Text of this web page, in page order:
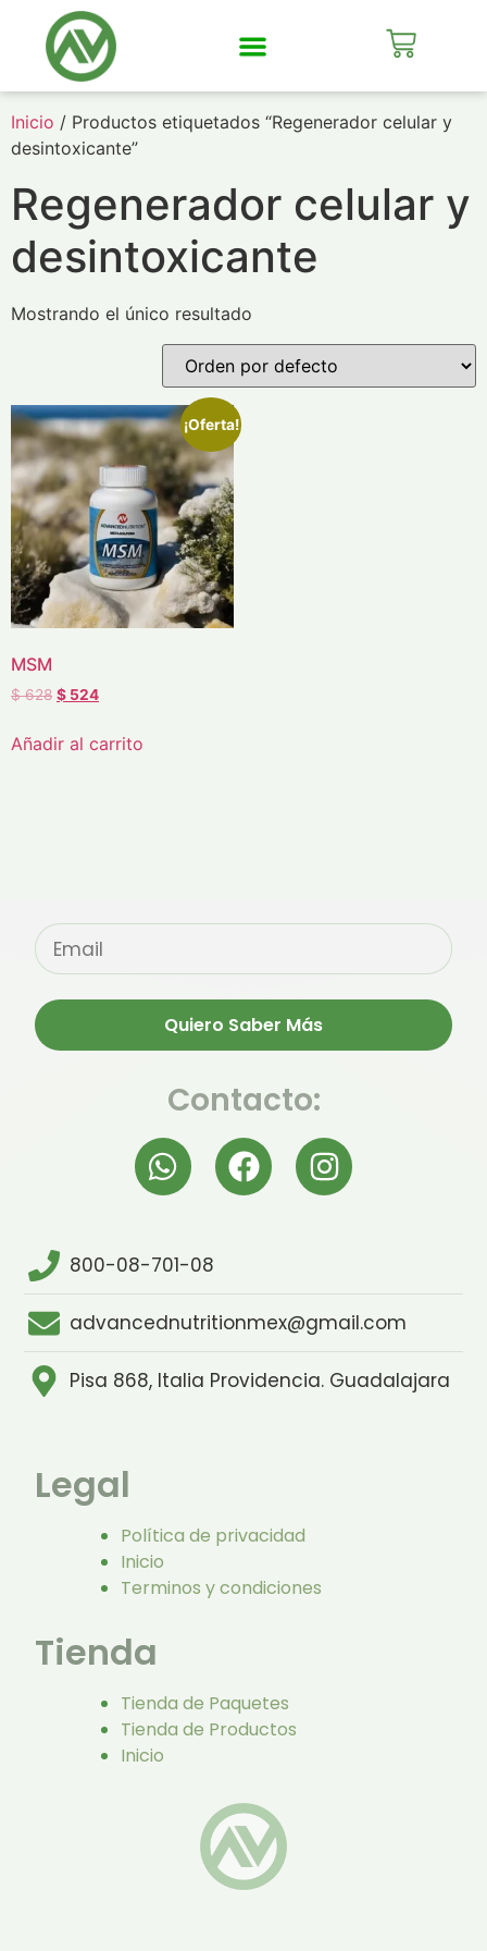
Inicio / Productos etiquetados “Regenerador celular y
desintoxicante”
Regenerador celular y
desintoxicante
Mostrando el único resultado
¡Oferta!
MSM
$628 $ 524
Añadir al carrito
Quiero Saber Más
Contacto:
800-08-701-08
advancednutritionmex@gmail.com
Pisa 868, Italia Providencia. Guadalajara
Legal
Política de privacidad
Inicio
Terminos y condiciones
Tienda
Tienda de Paquetes
Tienda de Productos
Inicio